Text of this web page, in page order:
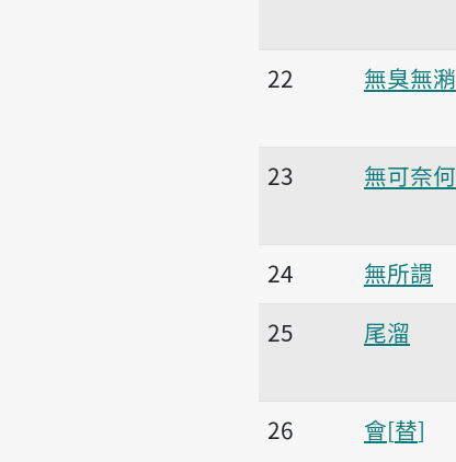
22
無臭無潲
23 無可奈何
24 無所謂
25
尾溜
26
會 替